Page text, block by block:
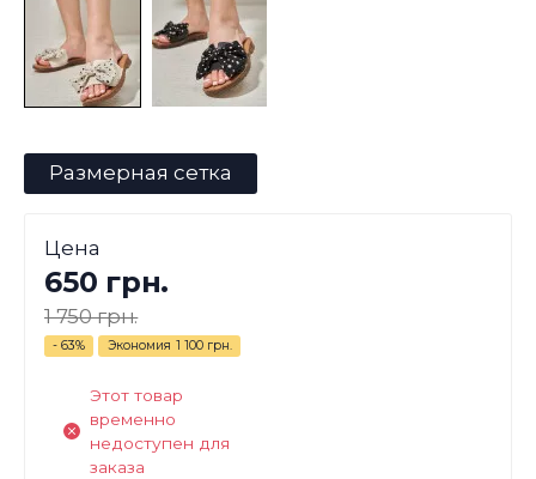
Размерная сетка
Цена
650 грн.
1 750 грн.
- 63% Экономия 1 100 грн.
Этот товар
временно
недоступен для
заказа